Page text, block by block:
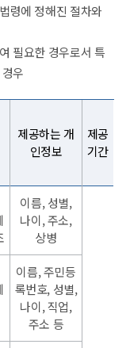
령에 정해진 절차와
필요한 경우로서 특
우
제공하는 개
인정보
제공
기간
이름, 성별,
나이, 주소,
상병
이름, 주민등
록번호, 성별,
나이, 직업,
주소 등